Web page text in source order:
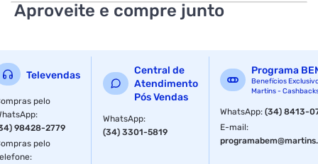
Aproveite e compre junto
Televendas
pelo
:
98428-2779
pelo
:
Central de
Atendimento
Pós Vendas
WhatsApp:
(34) 3301-5819
Programa
Benefícios
Martins -
WhatsApp:(34) 8413-
E-mail: